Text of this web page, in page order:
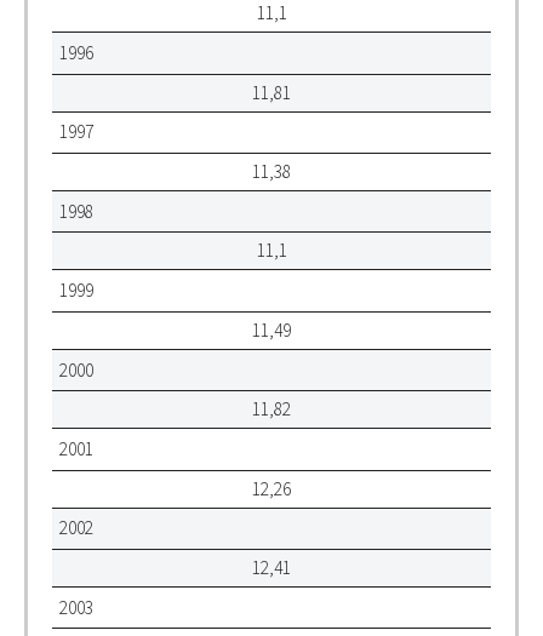
11,1
1996
11,81
1997
11,38
1998
11,1
1999
11,49
2000
11,82
2001
12,26
2002
12,41
2003